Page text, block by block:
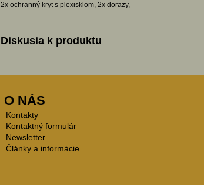
2x ochranný kryt s plexisklom, 2x dorazy,
Diskusia k produktu
O NÁS
Kontakty
Kontaktný formulár
Newsletter
Články a informácie